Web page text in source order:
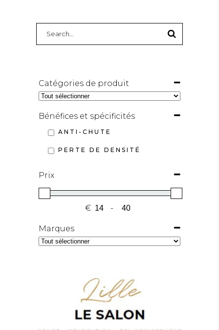
SEARCH
FOR:
Catégories de produit
Bénéfices et spécificités
ANTI-CHUTE
PERTE DE DENSITÉ
Prix
€ MINIMUM PRICE
-MAXIMUM PRICE
Marques